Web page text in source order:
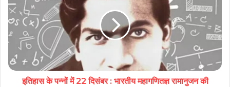
इतिहास के पन्नों में 22 दिसंबर : भारतीय महागणितज्ञ रामानुजन की